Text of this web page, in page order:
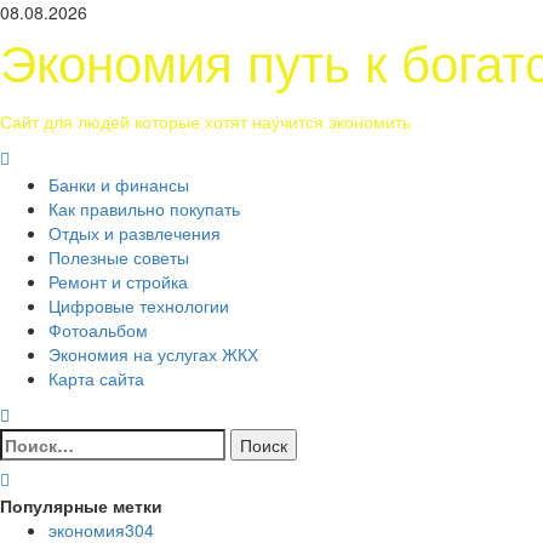
Перейти
содержимому
08.08.2026
Экономия путь к
Сайт для людей которые хотят научится экономить
менюБанки и финансы
Как правильно покупать
Отдых и развлечения
Полезные советы
Ремонт и стройка
Цифровые технологии
Фотоальбом
Экономия на услугах ЖКХ
Карта сайта
Найти:
Популярные метки
экономия304